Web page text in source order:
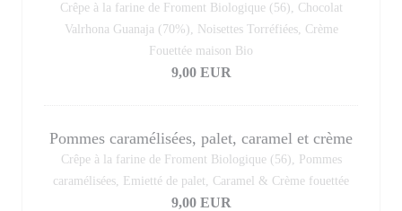
Crêpe à la farine de Froment Biologique (56), Chocolat
Valrhona Guanaja (70%), Noisettes Torréfiées, Crème
Fouettée maison Bio
9,00 EUR
Pommes caramélisées, palet, caramel et crème
Crêpe à la farine de Froment Biologique (56), Pommes
caramélisées, Emietté de palet, Caramel & Crème fouettée
9,00 EUR